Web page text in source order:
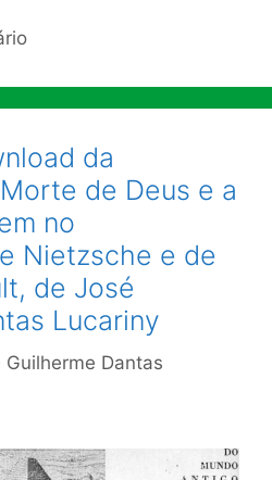
da
de Deus e a
no
Nietzsche e de
de José
Lucariny
Guilherme Dantas